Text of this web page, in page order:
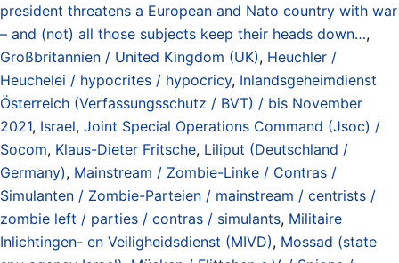
president threatens a European and Nato country with war
– and (not) all those subjects keep their heads down…,
Großbritannien / United Kingdom (UK), Heuchler /
Heuchelei / hypocrites / hypocricy, Inlandsgeheimdienst
Österreich (Verfassungsschutz / BVT) / bis November
2021, Israel, Joint Special Operations Command (Jsoc) /
Socom, Klaus-Dieter Fritsche, Liliput (Deutschland /
Germany), Mainstream / Zombie-Linke / Contras /
Simulanten / Zombie-Parteien / mainstream / centrists /
zombie left / parties / contras / simulants, Militaire
Inlichtingen- en Veiligheidsdienst (MIVD), Mossad (state